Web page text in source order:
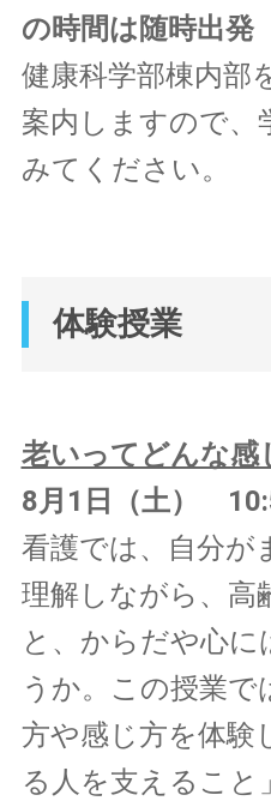
の時間は随時出発
健康科学部棟内部
案内しますので、
みてください。
体験授業
老いってどんな感
8月1日（土）
看護では、自分が
理解しながら、高
と、からだや心
うか。この授業で
方や感じ方を体験
る人を支えるこ